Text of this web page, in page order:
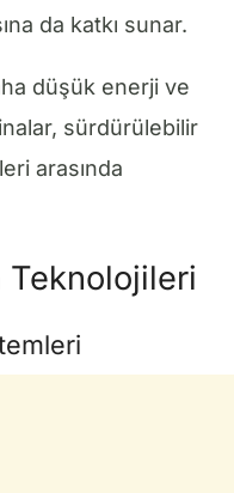
da katkı sunar.
düşük enerji ve
sürdürülebilir
arasında
Teknolojileri